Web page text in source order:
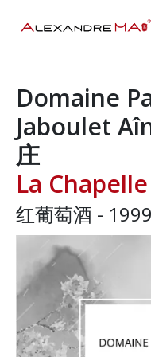
Domaine
Jaboulet
庄
La
红葡萄酒 - 1999